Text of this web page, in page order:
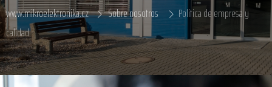
www.mikroelektronika.cz Sobre nosotros
Política de empresa y
calidad